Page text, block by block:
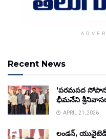
Recent News
‘పరమపద
భీమనేని
APRIL 21, 2026
లండన్, యునైటెడ్